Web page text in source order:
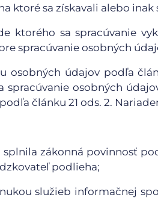
ktoré sa získavali alebo inak
ktorého sa spracúvanie
spracúvanie osobných
osobných údajov podľa
spracúvanie osobných
článku 21 ods. 2.
zákonná povinnosť
podlieha;
služieb informačnej